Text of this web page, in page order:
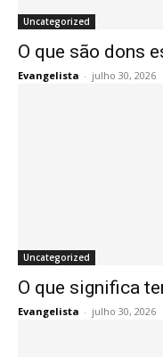
Uncategorized
O que são dons
Evangelista - julho 30, 2026
Uncategorized
O que significa
Evangelista - julho 30, 2026